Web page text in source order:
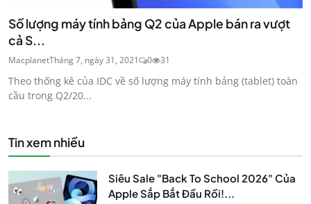
Số lượng máy tính bảng Q2 của Apple bán ra vượt
cả S...
MacplanetTháng 7, ngày 31, 2021 0 31
Theo thống kê của IDC về số lượng máy tính bảng (tablet) toàn
cầu trong Q2/20...
Tin xem nhiều
Siêu Sale "Back To School 2026" Của
Apple Sắp Bắt Đầu Rồi!...